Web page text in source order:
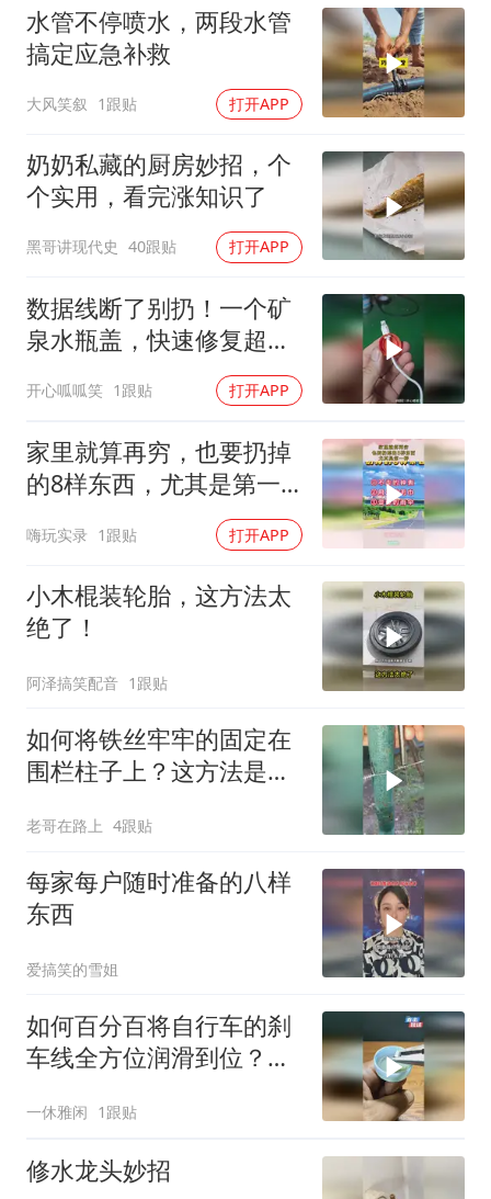
韩军前线部队连曝丑闻
云南一男子胃中取出180颗铁钉
水管不停喷水，两段水管
搞定应急补救
大风笑叙 1跟贴 打开APP
奶奶私藏的厨房妙招，个
个实用，看完涨知识了
黑哥讲现代史 40跟贴 打开APP
数据线断了别扔！一个矿
泉水瓶盖，快速修复超好
开心呱呱笑 1跟贴 打开APP
家里就算再穷，也要扔掉
的8样东西，尤其是第一
嗨玩实录 1跟贴 打开APP
小木棍装轮胎，这方法太
绝了！
阿泽搞笑配音 1跟贴
如何将铁丝牢牢的固定在
围栏柱子上？这方法是头
老哥在路上 4跟贴
每家每户随时准备的八样
东西
爱搞笑的雪姐
如何百分百将自行车的刹
车线全方位润滑到位？一
一休雅闲 1跟贴
修水龙头妙招